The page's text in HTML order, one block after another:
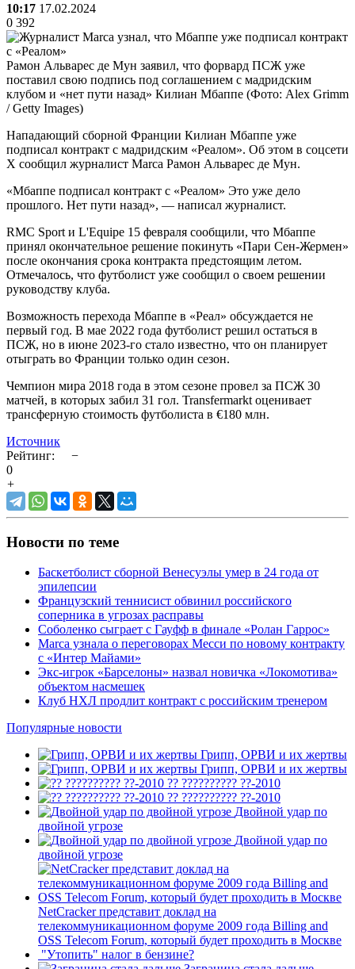
10:17 17.02.2024
0 392
Рамон Альварес де Мун заявил, что форвард ПСЖ уже
поставил свою подпись под соглашением с мадридским
клубом и «нет пути назад» Килиан Мбаппе (Фото: Alex Grimm
/ Getty Images)
Нападающий сборной Франции Килиан Мбаппе уже
подписал контракт с мадридским «Реалом». Об этом в соцсети
Х сообщил журналист Marca Рамон Альварес де Мун.
«Мбаппе подписал контракт с «Реалом» Это уже дело
прошлого. Нет пути назад», — написал журналист.
RMC Sport и L'Equipe 15 февраля сообщили, что Мбаппе
принял окончательное решение покинуть «Пари Сен-Жермен»
после окончания срока контракта предстоящим летом.
Отмечалось, что футболист уже сообщил о своем решении
руководству клуба.
Возможность перехода Мбаппе в «Реал» обсуждается не
первый год. В мае 2022 года футболист решил остаться в
ПСЖ, но в июне 2023-го стало известно, что он планирует
отыграть во Франции только один сезон.
Чемпион мира 2018 года в этом сезоне провел за ПСЖ 30
матчей, в которых забил 31 гол. Transfermarkt оценивает
трансферную стоимость футболиста в €180 млн.
Источник
Рейтинг: −
0
+
Новости по теме
Баскетболист сборной Венесуэлы умер в 24 года от
эпилепсии
Французский теннисист обвинил российского
соперника в угрозах расправы
Соболенко сыграет с Гауфф в финале «Ролан Гаррос»
Marca узнала о переговорах Месси по новому контракту
с «Интер Майами»
Экс‑игрок «Барселоны» назвал новичка «Локомотива»
объектом насмешек
Клуб НХЛ продлит контракт с российским тренером
Популярные новости
Грипп, ОРВИ и их жертвы
Грипп, ОРВИ и их жертвы
?? ?????????? ??-2010
?? ?????????? ??-2010
Двойной удар по
двойной угрозе
Двойной удар по
двойной угрозе
NetCracker представит доклад на
телекоммуникационном форуме 2009 года Billing and
OSS Telecom Forum, который будет проходить в Москве
"Утопить" налог в бензине?